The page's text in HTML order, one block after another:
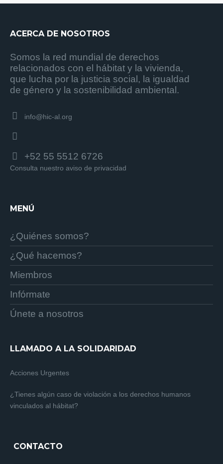
ACERCA DE NOSOTROS
Somos la red mundial de derechos
relacionados con el hábitat y la vivienda,
que lucha por la justicia social, la igualdad
de género y la sostenibilidad ambiental.
info@hic-al.org
+52 55 5512 6726
Consulta nuestro aviso de privacidad
MENÚ
¿Quiénes somos?
¿Qué hacemos?
Miembros
Infórmate
Únete a nosotros
LLAMADO A LA SOLIDARIDAD
Acciones Urgentes
¿Tienes algún caso de violación a los derechos humanos
vinculados al hábitat?
CONTACTO